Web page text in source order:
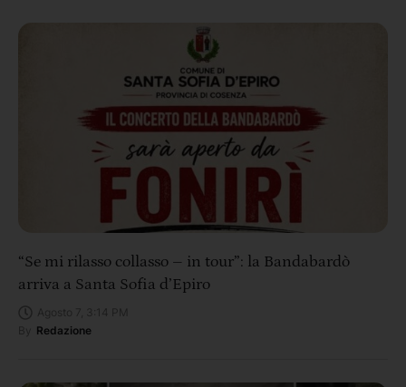
“Se mi rilasso collasso – in tour”: la Bandabardò
arriva a Santa Sofia d’Epiro
Redazione